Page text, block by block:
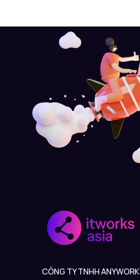
CÔNG TY TNHH ANYWORK